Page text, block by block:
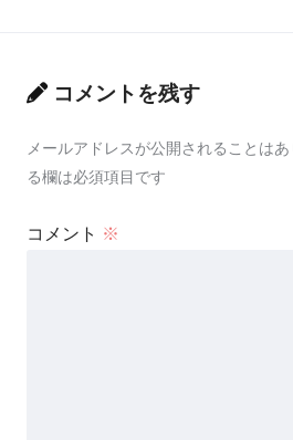
コメントを残す
メールアドレスが公開されることはあ
る欄は必須項目です
コメント ※